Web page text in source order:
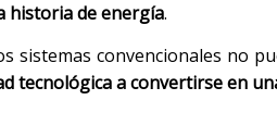
historia de energía.
sistemas convencionales no
tecnológica a convertirse en